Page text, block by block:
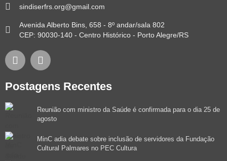
sindiserfrs.org@gmail.com
Avenida Alberto Bins, 658 - 8º andar/sala 802
CEP: 90030-140 - Centro Histórico - Porto Alegre/RS
Postagens Recentes
Reunião com ministro da Saúde é confirmada para o dia 25 de
agosto
MinC adia debate sobre inclusão de servidores da Fundação
Cultural Palmares no PEC Cultura